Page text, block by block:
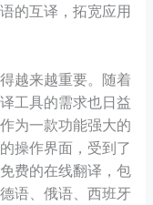
的互译，拓宽应用
越来越重要。随着
工具的需求也日益
为一款功能强大的
操作界面，受到了
费的在线翻译，包
语、俄语、西班牙